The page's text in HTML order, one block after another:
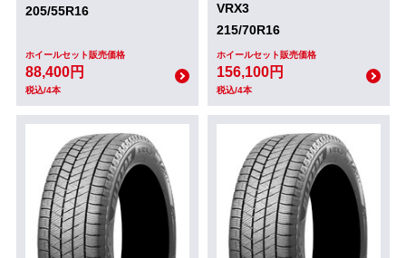
205/55R16
ホイールセット販売価格
88,400円
税込/4本
VRX3
215/70R16
ホイールセット販売価格
156,100円
税込/4本